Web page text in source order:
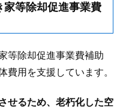
等除却促進事業費
等除却促進事業費補助
費用を支援しています。
せるため、老朽化した空